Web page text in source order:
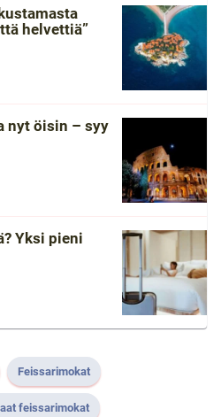
helvettiä”
nyt öisin – syy
Yksi pieni
Feissarimokat
feissarimokat